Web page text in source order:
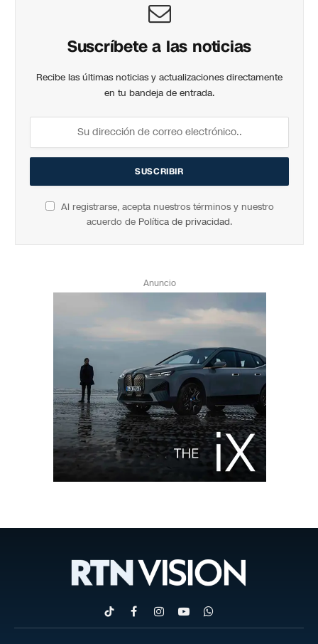
Suscríbete a las noticias
Recibe las últimas noticias y actualizaciones directamente
en tu bandeja de entrada.
Al registrarse, acepta nuestros términos y nuestro
acuerdo de Política de privacidad.
Anuncio
TikTokFacebookInstagram
YouTubeWhatsApp